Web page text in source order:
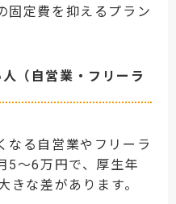
固定費を抑えるプラン
（自営業・フリーラ
なる自営業やフリーラ
5〜6万円で、厚生年
きな差があります。